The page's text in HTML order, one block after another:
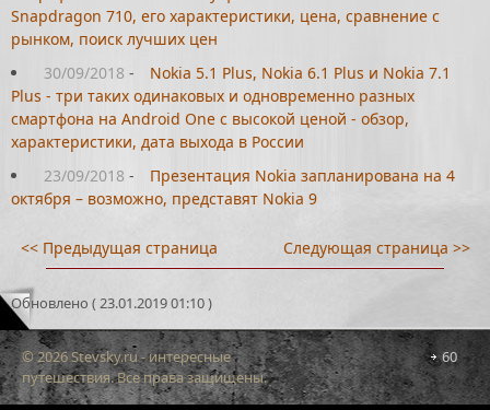
Snapdragon 710, его характеристики, цена, сравнение с
рынком, поиск лучших цен
30/09/2018 -
Nokia 5.1 Plus, Nokia 6.1 Plus и Nokia 7.1
Plus - три таких одинаковых и одновременно разных
смартфона на Android One с высокой ценой - обзор,
характеристики, дата выхода в России
23/09/2018 -
Презентация Nokia запланирована на 4
октября – возможно, представят Nokia 9
<< Предыдущая страница Следующая страница >>
Обновлено ( 23.01.2019 01:10 )
60
© 2026 Stevsky.ru - интересные
путешествия. Все права защищены.